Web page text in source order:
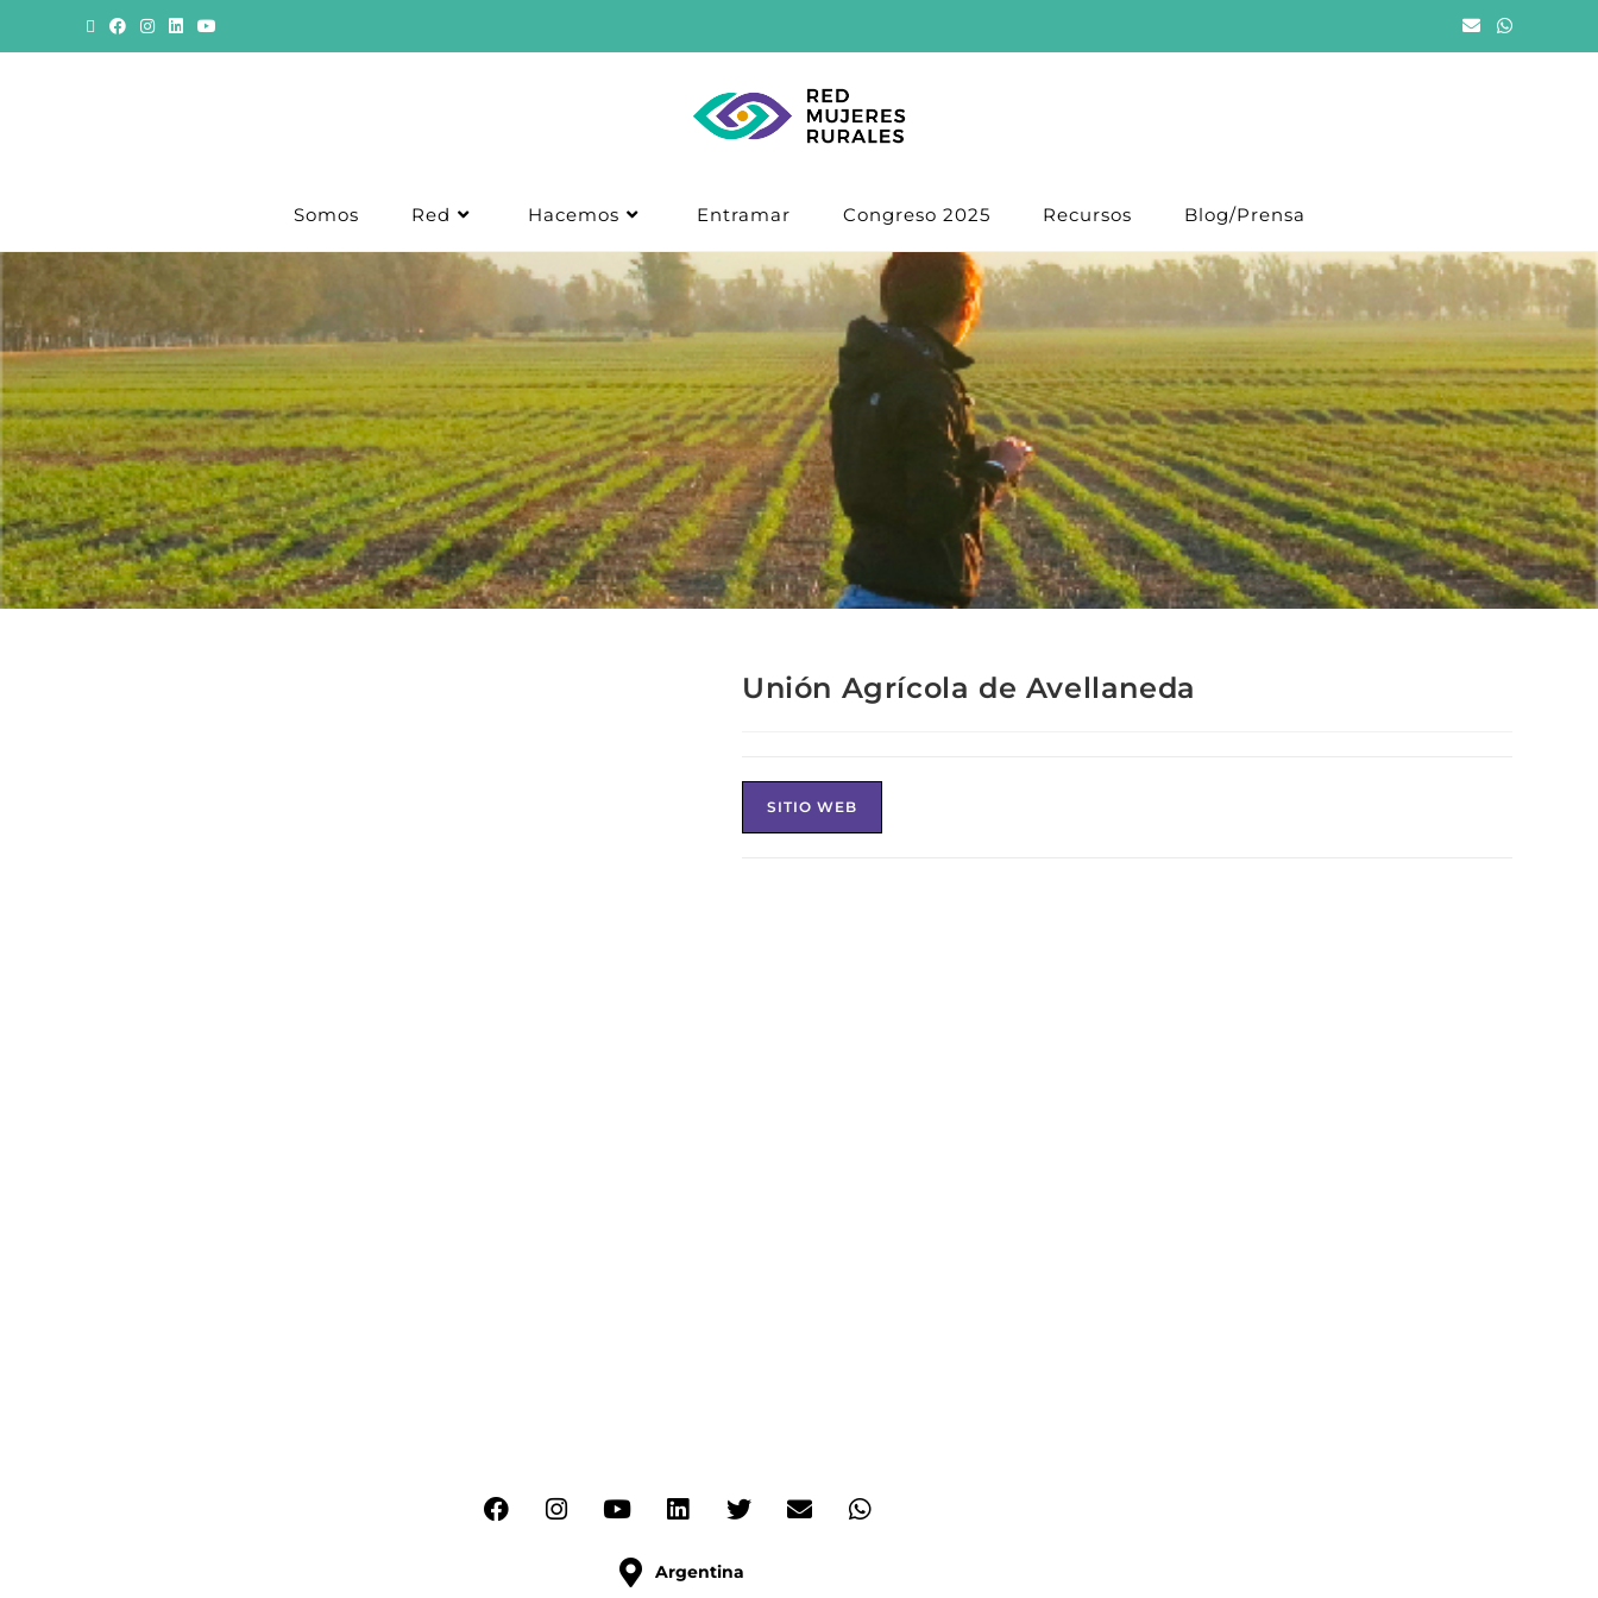
Somos Red Hacemos Entramar Congreso 2025 Recursos Blog/Prensa
Unión Agrícola de Avellaneda
Unión Agrícola de Avellaneda
SITIO WEB
Argentina